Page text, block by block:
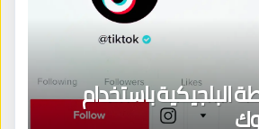
البلجيكية باستخدام